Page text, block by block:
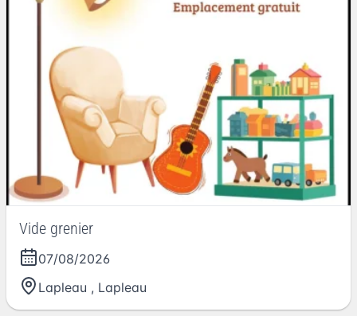
Vide grenier
07/08/2026
Lapleau , Lapleau